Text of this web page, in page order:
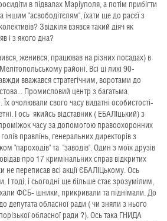
в підвалах Маріуполя, а потім прибігти
іншим "асвободітєлям", їхати ще до расєї з
Звідкіля взявся такий діяч як
і з якого дна?
женився, працював на різних посадах) в
районі. Всі ці лихі 90-
вважався стратегічним, воротами до
Промисловий центр з багатьма
очолювали свого часу видатні особистості-
І ось якийсь відставник ( ЕБАЛІцький) з
часу за допомогою правоохоронних
правлінь, генеральних директорів з
"пароходів" та "заводів". Один з моїх друзів
про 17 кримінальних справ відкритих
не переписав всі акції ЄБАЛІЦькому. Ось
І тоді, і сьогодні ще більше стає зрозумілим,
ФСБ- шники, прикривали та піднімали. До
депутата обласної ради ( чи зняли з нього
обласної ради ?). Ось така ГНИДА